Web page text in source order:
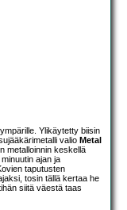
Ylikäytetty biisin
valio Metal
metalloinnin keskellä
ajan ja
taputusten
tosin tällä kertaa he
siitä väestä taas